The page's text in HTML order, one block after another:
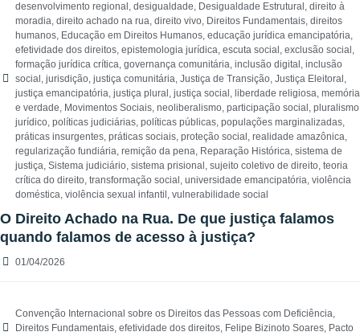
desenvolvimento regional , desigualdade, Desigualdade Estrutural , direito à
moradia, direito achado na rua, direito vivo, Direitos Fundamentais, direitos
humanos, Educação em Direitos Humanos, educação jurídica emancipatória,
efetividade dos direitos, epistemologia jurídica, escuta social , exclusão social ,
formação jurídica crítica, governança comunitária, inclusão digital , inclusão
social , jurisdição, justiça comunitária, Justiça de Transição, Justiça Eleitoral ,
justiça emancipatória, justiça plural , justiça social , liberdade religiosa, memória
e verdade, Movimentos Sociais, neoliberalismo, participação social , pluralismo
jurídico, políticas judiciárias, políticas públicas, populações marginalizadas,
práticas insurgentes, práticas sociais, proteção social , realidade amazônica,
regularização fundiária, remição da pena, Reparação Histórica, sistema de
justiça, Sistema judiciário, sistema prisional , sujeito coletivo de direito, teoria
crítica do direito, transformação social , universidade emancipatória, violência
doméstica, violência sexual infantil , vulnerabilidade social
O Direito Achado na Rua. De que justiça falamos
quando falamos de acesso à justiça?
01/04/2026
Convenção Internacional sobre os Direitos das Pessoas com Deficiência,
Direitos Fundamentais, efetividade dos direitos, Felipe Bizinoto Soares, Pacto